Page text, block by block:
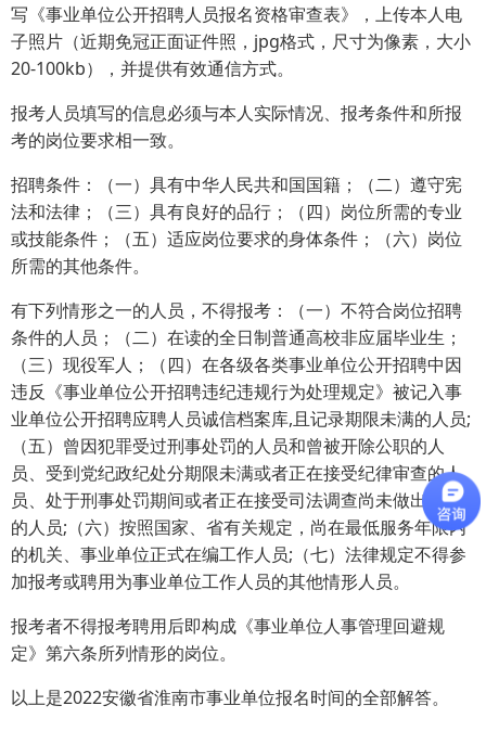
写《事业单位公开招聘人员报名资格审查表》，上传本人电
子照片（近期免冠正面证件照，jpg格式，尺寸为像素，大小
20-100kb），并提供有效通信方式。
报考人员填写的信息必须与本人实际情况、报考条件和所报
考的岗位要求相一致。
招聘条件：（一）具有中华人民共和国国籍；（二）遵守宪
法和法律；（三）具有良好的品行；（四）岗位所需的专业
或技能条件；（五）适应岗位要求的身体条件；（六）岗位
所需的其他条件。
有下列情形之一的人员，不得报考：（一）不符合岗位招聘
条件的人员；（二）在读的全日制普通高校非应届毕业生；
（三）现役军人；（四）在各级各类事业单位公开招聘中因
违反《事业单位公开招聘违纪违规行为处理规定》被记入事
业单位公开招聘应聘人员诚信档案库,且记录期限未满的人员;
（五）曾因犯罪受过刑事处罚的人员和曾被开除公职的人
员、受到党纪政纪处分期限未满或者正在接受纪律审查的人
员、处于刑事处罚期间或者正在接受司法调查尚未做出结论
的人员;（六）按照国家、省有关规定，尚在最低服务年限内
的机关、事业单位正式在编工作人员;（七）法律规定不得参
加报考或聘用为事业单位工作人员的其他情形人员。
报考者不得报考聘用后即构成《事业单位人事管理回避规
定》第六条所列情形的岗位。
以上是2022安徽省淮南市事业单位报名时间的全部解答。